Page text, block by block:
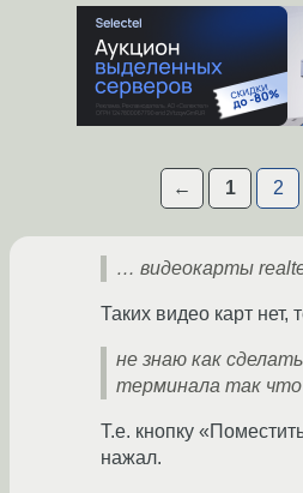
← 1 2
… видеокарты
Таких видео карт нет,
не знаю как
терминала так
Т.е. кнопку
нажал.